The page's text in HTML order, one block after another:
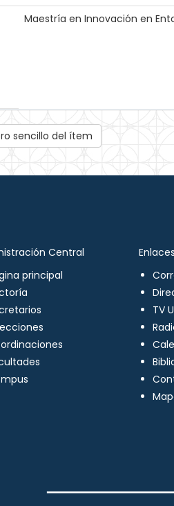
Maestría en Innovación en
sencillo del ítem
Central
principal
Enlaces
TV